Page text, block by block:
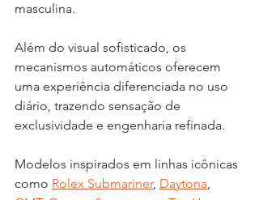
masculina.
Além do visual sofisticado, os
mecanismos automáticos oferecem
uma experiência diferenciada no uso
diário, trazendo sensação de
exclusividade e engenharia refinada.
Modelos inspirados em linhas icônicas
como Rolex Submariner, Daytona,